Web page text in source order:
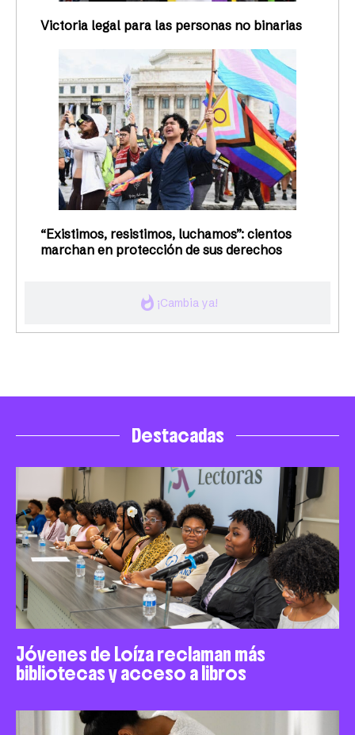
whatshot ¡Cambia ya!
Victoria legal para las personas no binarias
“Existimos, resistimos, luchamos”: cientos
marchan en protección de sus derechos
Destacadas
Jóvenes de Loíza reclaman más
bibliotecas y acceso a libros